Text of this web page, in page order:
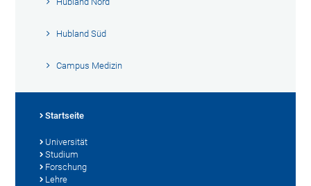
Hubland Süd
Campus Medizin
Startseite
Universität
Studium
Forschung
Lehre